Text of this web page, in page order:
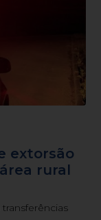
extorsão
rural